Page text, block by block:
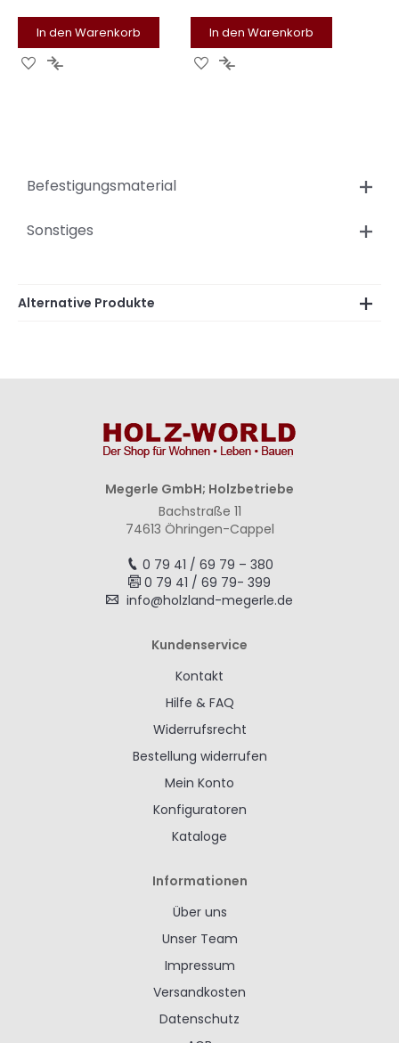
In den Warenkorb
Zur Zur
In den Warenkorb
Zur Zur
Befestigungsmaterial
Sonstiges
Alternative Produkte
Megerle GmbH; Holzbetriebe
Bachstraße 11
74613 Öhringen-Cappel
0 79 41 / 69 79 – 380
0 79 41 / 69 79- 399
info@holzland-megerle.de
Kundenservice
Kontakt
Hilfe & FAQ
Widerrufsrecht
Bestellung widerrufen
Mein Konto
Konfiguratoren
Kataloge
Informationen
Über uns
Unser Team
Impressum
Versandkosten
Datenschutz